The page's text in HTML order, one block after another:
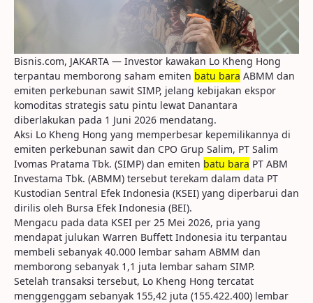
Bisnis.com, JAKARTA — Investor kawakan Lo Kheng Hong
terpantau memborong saham emiten batu bara ABMM dan
emiten perkebunan sawit SIMP, jelang kebijakan ekspor
komoditas strategis satu pintu lewat Danantara
diberlakukan pada 1 Juni 2026 mendatang.
Aksi Lo Kheng Hong yang memperbesar kepemilikannya di
emiten perkebunan sawit dan CPO Grup Salim, PT Salim
Ivomas Pratama Tbk. (SIMP) dan emiten batu bara PT ABM
Investama Tbk. (ABMM) tersebut terekam dalam data PT
Kustodian Sentral Efek Indonesia (KSEI) yang diperbarui dan
dirilis oleh Bursa Efek Indonesia (BEI).
Mengacu pada data KSEI per 25 Mei 2026, pria yang
mendapat julukan Warren Buffett Indonesia itu terpantau
membeli sebanyak 40.000 lembar saham ABMM dan
memborong sebanyak 1,1 juta lembar saham SIMP.
Setelah transaksi tersebut, Lo Kheng Hong tercatat
menggenggam sebanyak 155,42 juta (155.422.400) lembar